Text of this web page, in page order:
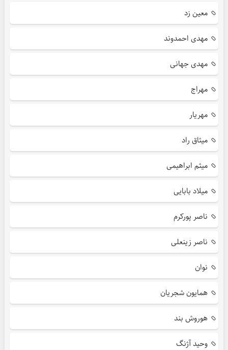
معین زد
مهدی احمدوند
مهدی جهانی
مهراج
مهریار
میثاق راد
میثم ابراهیمی
میلاد بابایی
ناصر پورکرم
ناصر زینعلی
نوان
همایون شجریان
هوروش بند
وحید آژنگ